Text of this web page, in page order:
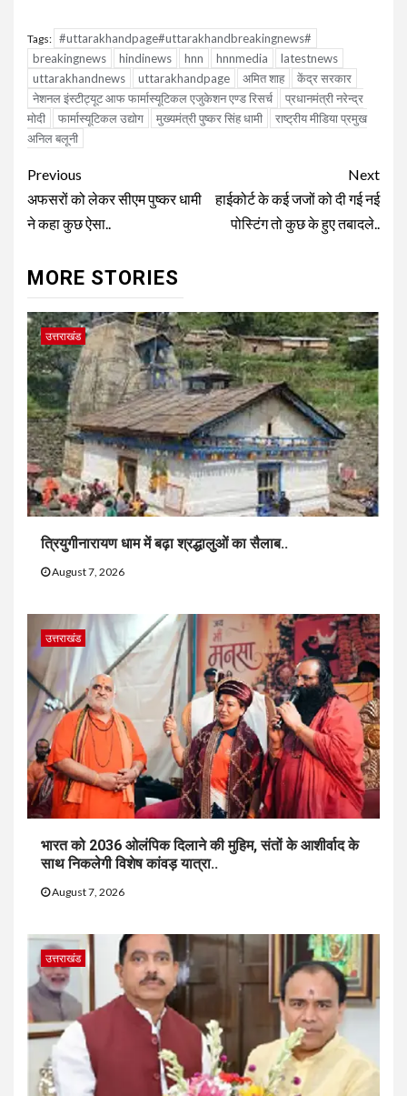
Tags: #uttarakhandpage#uttarakhandbreakingnews#
breakingnews
hindinews hnn hnnmedia
latestnews
uttarakhandnews
uttarakhandpage अमित शाह
केंद्र सरकार
नेशनल इंस्टीट्यूट आफ फार्मास्यूटिकल एजुकेशन एण्ड रिसर्च
प्रधानमंत्री नरेन्द्र
मोदी
फार्मास्यूटिकल उद्योग मुख्यमंत्री पुष्कर सिंह धामी
राष्ट्रीय मीडिया प्रमुख
अनिल बलूनी
Continue
Reading
Previous
अफसरों को लेकर सीएम पुष्कर धामी
ने कहा कुछ ऐसा..
Next
हाईकोर्ट के कई जजों को दी गई नई
पोस्टिंग तो कुछ के हुए तबादले..
MORE STORIES
उत्तराखंड
त्रियुगीनारायण धाम में बढ़ा श्रद्धालुओं का सैलाब..
August 7, 2026
उत्तराखंड
भारत को 2036 ओलंपिक दिलाने की मुहिम, संतों के आशीर्वाद के
साथ निकलेगी विशेष कांवड़ यात्रा..
August 7, 2026
उत्तराखंड